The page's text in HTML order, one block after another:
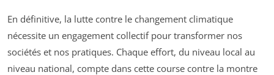
En définitive, la lutte contre le changement climatique
nécessite un engagement collectif pour transformer nos
sociétés et nos pratiques. Chaque effort, du niveau local au
niveau national, compte dans cette course contre la montre